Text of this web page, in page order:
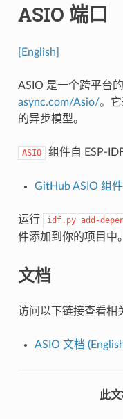
ASIO 端口
[English]
ASIO 是一个跨平台
async.com/Asio/。
的异步模型。
ASIO 组件自 ESP-
GitHub ASIO 组件
运行 idf.py add-
件添加到你的项目中。
文档
访问以下链接查看相
ASIO 文档
此